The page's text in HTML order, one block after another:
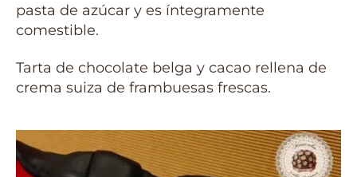
pasta de azúcar y es íntegramente
comestible.
Tarta de chocolate belga y cacao rellena de
crema suiza de frambuesas frescas.